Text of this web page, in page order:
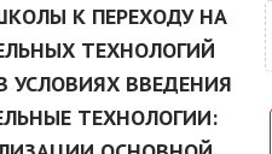
К ПЕРЕХОДУ НА
ТЕХНОЛОГИЙ
УСЛОВИЯХ ВВЕДЕНИЯ
ТЕХНОЛОГИИ: